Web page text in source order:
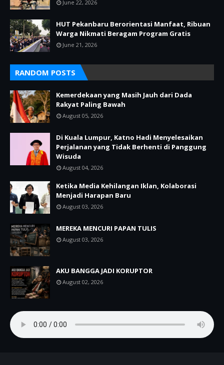
June 22, 2026
HUT Pekanbaru Berorientasi Manfaat, Ribuan
Warga Nikmati Beragam Program Gratis
June 21, 2026
RANDOM POSTS
Kemerdekaan yang Masih Jauh dari Dada
Rakyat Paling Bawah
August 05, 2026
Di Kuala Lumpur, Katno Hadi Menyelesaikan
Perjalanan yang Tidak Berhenti di Panggung
Wisuda
August 04, 2026
Ketika Media Kehilangan Iklan, Kolaborasi
Menjadi Harapan Baru
August 03, 2026
MEREKA MENCURI PAPAN TULIS
August 03, 2026
AKU BANGGA JADI KORUPTOR
August 02, 2026